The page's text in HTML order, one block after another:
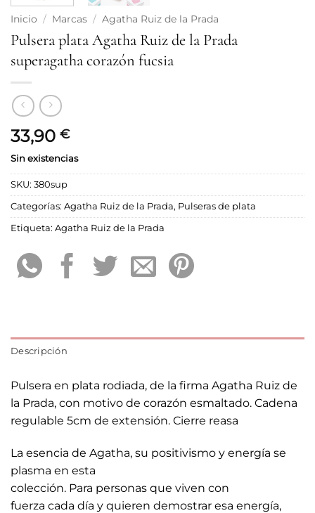
Inicio / Marcas / Agatha Ruiz de la Prada
Pulsera plata Agatha Ruiz de la Prada
superagatha corazón fucsia
33,90 €
Sin existencias
SKU: 380sup
Categorías: Agatha Ruiz de la Prada, Pulseras de plata
Etiqueta: Agatha Ruiz de la Prada
Descripción
Pulsera en plata rodiada, de la firma Agatha Ruiz de
la Prada, con motivo de corazón esmaltado. Cadena
regulable 5cm de extensión. Cierre reasa
La esencia de Agatha, su positivismo y energía se
plasma en esta
colección. Para personas que viven con
fuerza cada día y quieren demostrar esa energía,